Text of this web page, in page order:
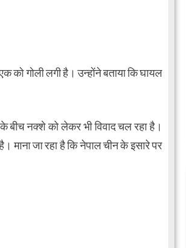
को गोली लगी है। उन्होंने बताया कि घायल
बीच नक्शे को लेकर भी विवाद चल रहा है।
माना जा रहा है कि नेपाल चीन के इसारे पर